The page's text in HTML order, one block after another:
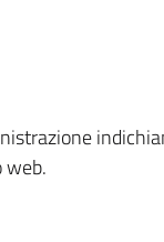
web.